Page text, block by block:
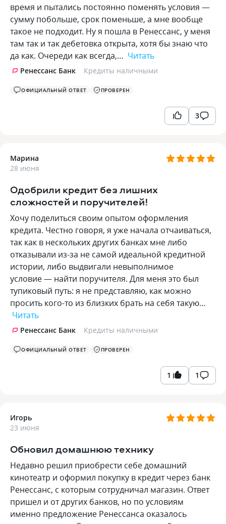
время и пытались постоянно поменять условия —
сумму побольше, срок поменьше, а мне вообще
такое не подходит. Ну я пошла в Ренессанс, у меня
там так и так дебетовка открыта, хотя бы знаю что
да как. Очереди как всегда,… Читать
Ренессанс Банк Кредиты наличными
ОФИЦИАЛЬНЫЙ ОТВЕТ ПРОВЕРЕН
3
Марина
28 июня
Одобрили кредит без лишних
сложностей и поручителей!
Хочу поделиться своим опытом оформления
кредита. Честно говоря, я уже начала отчаиваться,
так как в нескольких других банках мне либо
отказывали из-за не самой идеальной кредитной
истории, либо выдвигали невыполнимое
условие — найти поручителя. Для меня это был
тупиковый путь: я не представляю, как можно
просить кого-то из близких брать на себя такую…
Читать
Ренессанс Банк Кредиты наличными
ОФИЦИАЛЬНЫЙ ОТВЕТ ПРОВЕРЕН
1 1
Игорь
23 июня
Обновил домашнюю технику
Недавно решил приобрести себе домашний
кинотеатр и оформил покупку в кредит через банк
Ренессанс, с которым сотрудничал магазин. Ответ
пришел и от других банков, но по условиям
именно предложение Ренессанса оказалось